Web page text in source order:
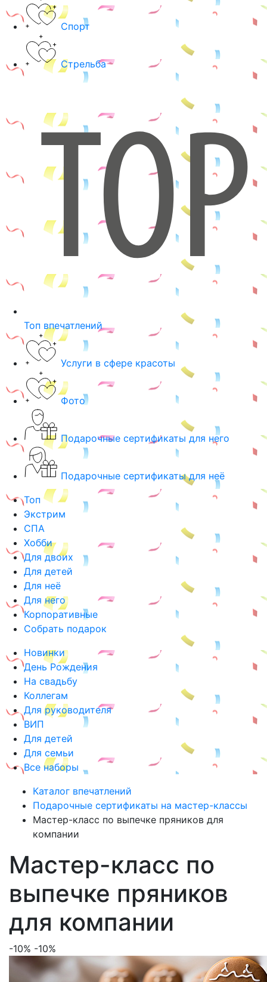
Спорт
Стрельба
Топ впечатлений
Услуги в сфере красоты
Фото
Подарочные сертификаты для него
Подарочные сертификаты для неё
Топ
Экстрим
СПА
Хобби
Для двоих
Для детей
Для неё
Для него
Корпоративные
Собрать подарок
Новинки
День Рождения
На свадьбу
Коллегам
Для руководителя
ВИП
Для детей
Для семьи
Все наборы
Каталог впечатлений
Подарочные сертификаты на мастер-классы
Мастер-класс по выпечке пряников для
компании
Мастер-класс по
выпечке пряников
для компании
-10% -10%